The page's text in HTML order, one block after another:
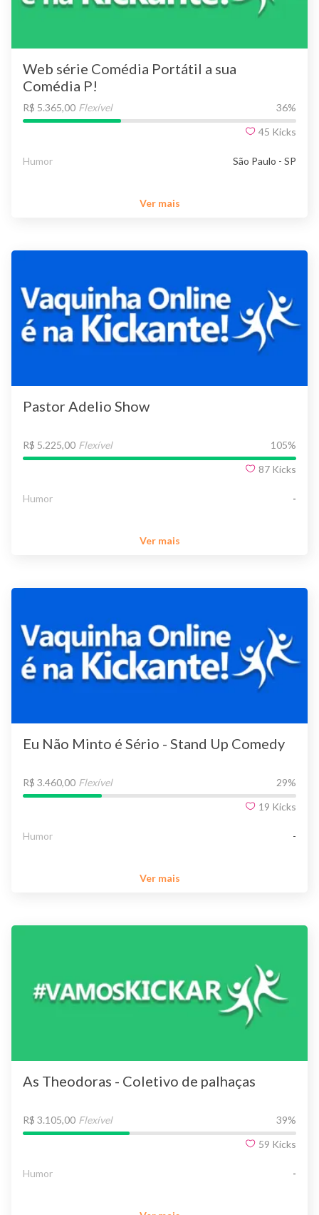
Web série Comédia Portátil a sua
Comédia P!
R$ 5.365,00 Flexível 36%
45 Kicks
Humor São Paulo - SP
Ver mais
Pastor Adelio Show
R$ 5.225,00 Flexível 105%
87 Kicks
Humor -
Ver mais
Eu Não Minto é Sério - Stand Up Comedy
R$ 3.460,00 Flexível 29%
19 Kicks
Humor -
Ver mais
As Theodoras - Coletivo de palhaças
R$ 3.105,00 Flexível 39%
59 Kicks
Humor -